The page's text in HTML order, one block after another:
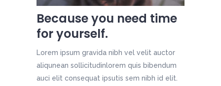
Because you need time
for yourself.
Lorem ipsum gravida nibh vel velit auctor
aliqunean sollicitudinlorem quis bibendum
auci elit consequat ipsutis sem nibh id elit.